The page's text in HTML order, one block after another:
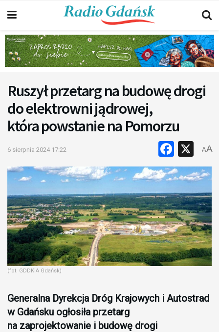
Ruszył przetarg na budowę drogi
do elektrowni jądrowej,
która powstanie na Pomorzu
6 sierpnia 2024 17:22 X
AA
(fot. GDDKiA Gdańsk)
Generalna Dyrekcja Dróg Krajowych i Autostrad
w Gdańsku ogłosiła przetarg
na zaprojektowanie i budowę drogi